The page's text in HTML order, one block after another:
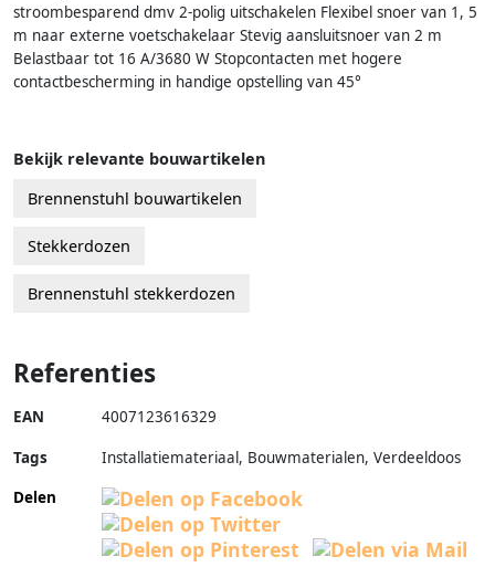
stroombesparend dmv 2-polig uitschakelen Flexibel snoer van 1, 5
m naar externe voetschakelaar Stevig aansluitsnoer van 2 m
Belastbaar tot 16 A/3680 W Stopcontacten met hogere
contactbescherming in handige opstelling van 45°
Bekijk relevante bouwartikelen
Brennenstuhl bouwartikelen
Stekkerdozen
Brennenstuhl stekkerdozen
Referenties
EAN 4007123616329
Tags
Installatiemateriaal, Bouwmaterialen, Verdeeldoos
Delen